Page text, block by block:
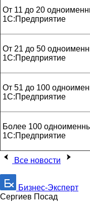
От 11 до 20
1С:Предприятие
От 21 до 50
1С:Предприятие
От 51 до 100
1С:Предприятие
Более 100
1С:Предприятие
Все новости
Бизнес-Эксперт
Сергиев Посад